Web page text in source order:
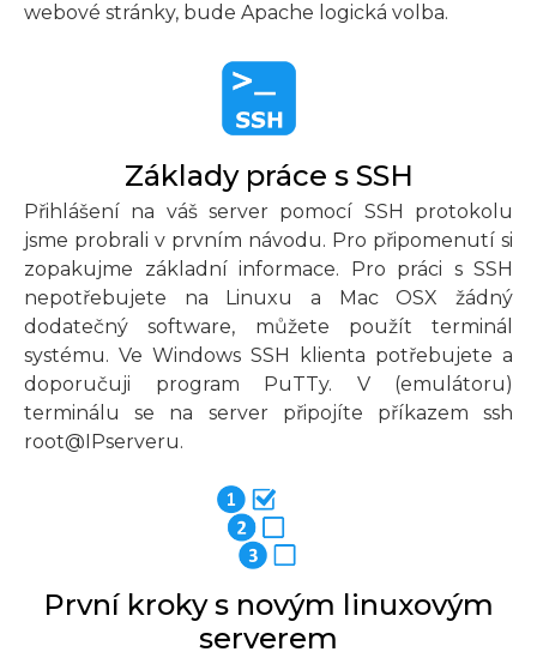
webové stránky, bude Apache logická volba.
Základy práce s SSH
Přihlášení na váš server pomocí SSH protokolu
jsme probrali v prvním návodu. Pro připomenutí si
zopakujme základní informace. Pro práci s SSH
nepotřebujete na Linuxu a Mac OSX žádný
dodatečný software, můžete použít terminál
systému. Ve Windows SSH klienta potřebujete a
doporučuji program PuTTy. V (emulátoru)
terminálu se na server připojíte příkazem ssh
root@IPserveru.
První kroky s novým linuxovým
serverem